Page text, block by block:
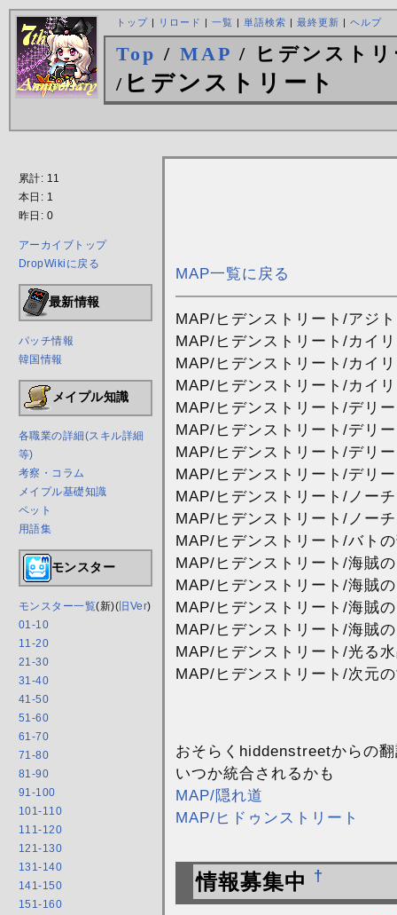
トップ| リロード | 一覧 | 単語検索 | 最終更新 | ヘルプ
Top / MAP / ヒデンストリ
/ ヒデンストリート
累計: 11
本日: 1
昨日: 0
アーカイブトップ
DropWikiに戻る
最新情報
パッチ情報
韓国情報
メイプル知識
各職業の詳細(スキル詳細
等)
考察・コラム
メイプル基礎知識
ペット
用語集
モンスター
モンスター一覧(新)( 旧Ver)
01-10
11-20
21-30
31-40
41-50
51-60
61-70
71-80
81-90
91-100
101-110
111-120
121-130
131-140
141-150
151-160
MAP一覧に戻る
MAP/ヒデンストリート/アジト
MAP/ヒデンストリート/カイ
MAP/ヒデンストリート/カイ
MAP/ヒデンストリート/カイ
MAP/ヒデンストリート/デリ
MAP/ヒデンストリート/デリ
MAP/ヒデンストリート/デリ
MAP/ヒデンストリート/デリ
MAP/ヒデンストリート/ノー
MAP/ヒデンストリート/ノー
MAP/ヒデンストリート/バト
MAP/ヒデンストリート/海賊
MAP/ヒデンストリート/海賊
MAP/ヒデンストリート/海賊
MAP/ヒデンストリート/海賊
MAP/ヒデンストリート/光る
MAP/ヒデンストリート/次元
おそらくhiddenstreetからの
いつか統合されるかも
MAP/隠れ道
MAP/ヒドゥンストリート
情報募集中 †